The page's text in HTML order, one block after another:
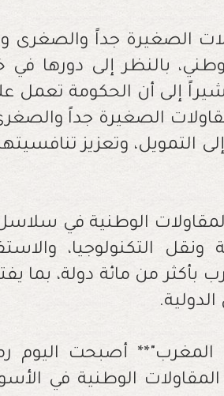
الصغيرة جداً
بالنظر إلى دورها
إلى أن الحكومة تعمل
الصغيرة جداً
وتعزيز
الوطنية في
ونقل التكنولوجيا،
بأكثر من مائة دولة، بما
أصبحت اليوم
الوطنية في